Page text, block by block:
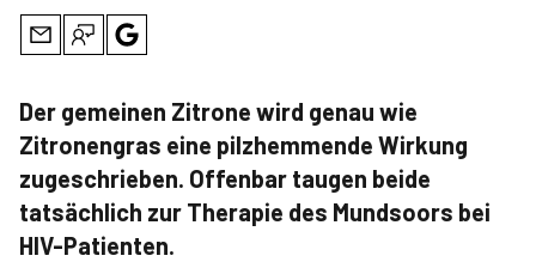
Der gemeinen Zitrone wird genau wie
Zitronengras eine pilzhemmende Wirkung
zugeschrieben. Offenbar taugen beide
tatsächlich zur Therapie des Mundsoors bei
HIV-Patienten.